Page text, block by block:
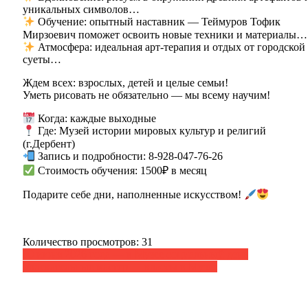
уникальных символов…
Обучение: опытный наставник — Теймуров Тофик
Мирзоевич поможет освоить новые техники и материалы…
Атмосфера: идеальная арт-терапия и отдых от городской
суеты…
Ждем всех: взрослых, детей и целые семьи!
Уметь рисовать не обязательно — мы всему научим!
Когда: каждые выходные
Где: Музей истории мировых культур и религий
(г.Дербент)
Запись и подробности: 8-928-047-76-26
Стоимость обучения: 1500₽ в месяц
Подарите себе дни, наполненные искусством!
Количество просмотров: 31
Навигация
по